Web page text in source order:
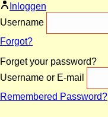
Inloggen
Username
Forgot?
Forget your password?
Username or E-mail
Remembered Password?